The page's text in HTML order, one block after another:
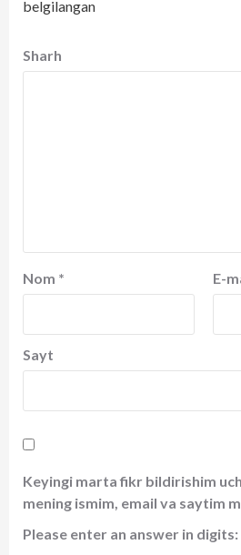
belgilangan
Sharh
Nom * E-
Sayt
Keyingi marta fikr bildirishim
mening ismim, email va saytim
Please enter an answer in digits: